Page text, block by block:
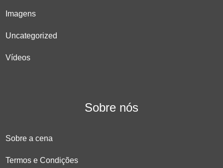
Imagens
Uncategorized
Vídeos
Sobre nós
Sobre a cena
Termos e Condições